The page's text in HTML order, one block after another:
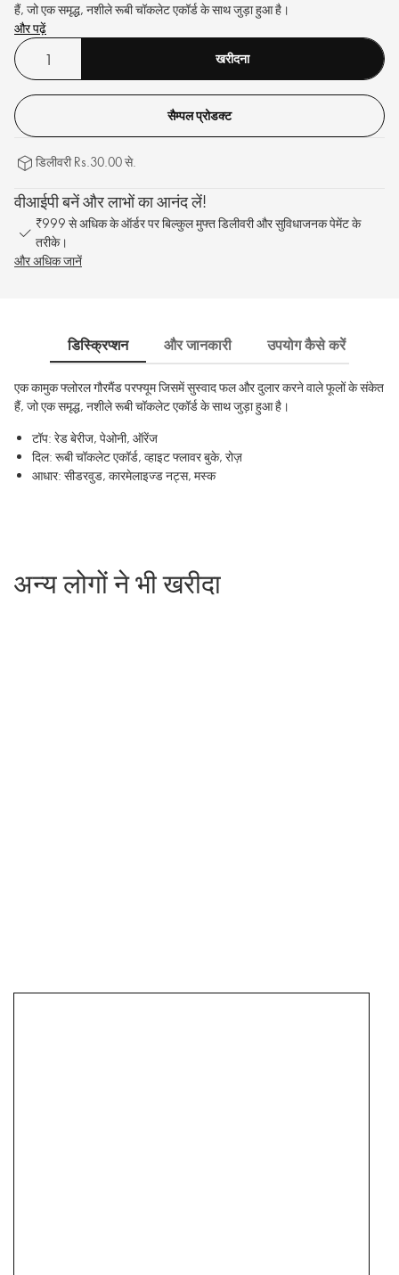
हैं, जो एक समृद्ध, नशीले रूबी चॉकलेट एकॉर्ड के साथ जुड़ा हुआ है।
और पढ़ें
खरीदना
सैम्पल प्रोडक्ट
डिलीवरी Rs.30.00 से.
वीआईपी बनें और लाभों का आनंद लें!
₹999 से अधिक के ऑर्डर पर बिल्कुल मुफ्त डिलीवरी और सुविधाजनक पेमेंट के
तरीके।
और अधिक जानें
डिस्क्रिप्शन और जानकारी उपयोग कैसे करें
एक कामुक फ्लोरल गौरमैंड परफ्यूम जिसमें सुस्वाद फल और दुलार करने वाले फूलों के संकेत
हैं, जो एक समृद्ध, नशीले रूबी चॉकलेट एकॉर्ड के साथ जुड़ा हुआ है।
टॉप: रेड बेरीज, पेओनी, ऑरेंज
दिल: रूबी चॉकलेट एकॉर्ड, व्हाइट फ्लावर बुके, रोज़
आधार: सीडरवुड, कारमेलाइज्ड नट्स, मस्क
अन्य लोगों ने भी खरीदा